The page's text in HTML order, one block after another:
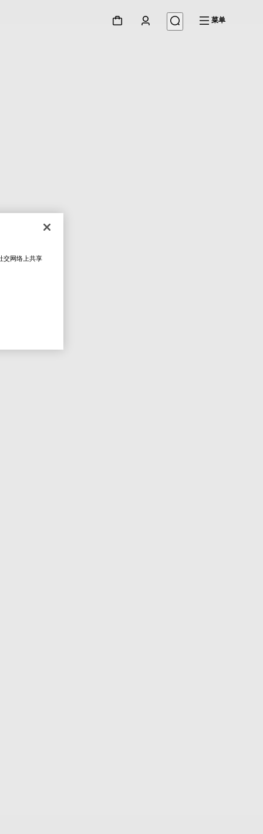
菜单
交网络上共享